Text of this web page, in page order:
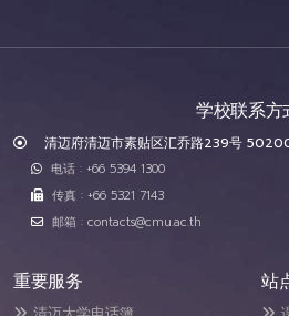
学校联系方
清迈府清迈市素贴区汇乔路239号
电话 : +66 5394 1300
传真 : +66 5321 7143
邮箱 : contacts@cmu.ac.th
重要服务 站